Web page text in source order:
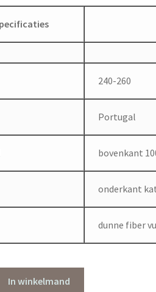
240-260
Portugal
bovenkant
onderkant
dunne fiber
In winkelmand